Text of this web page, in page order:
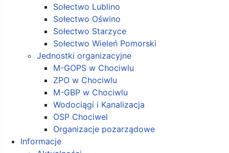
Sołectwo Lublino
Sołectwo Oświno
Sołectwo Starzyce
Sołectwo Wieleń Pomorski
Jednostki organizacyjne
M-GOPS w Chociwlu
ZPO w Chociwlu
M-GBP w Chociwlu
Wodociągi i Kanalizacja
OSP Chociwel
Organizacje pozarządowe
Informacje